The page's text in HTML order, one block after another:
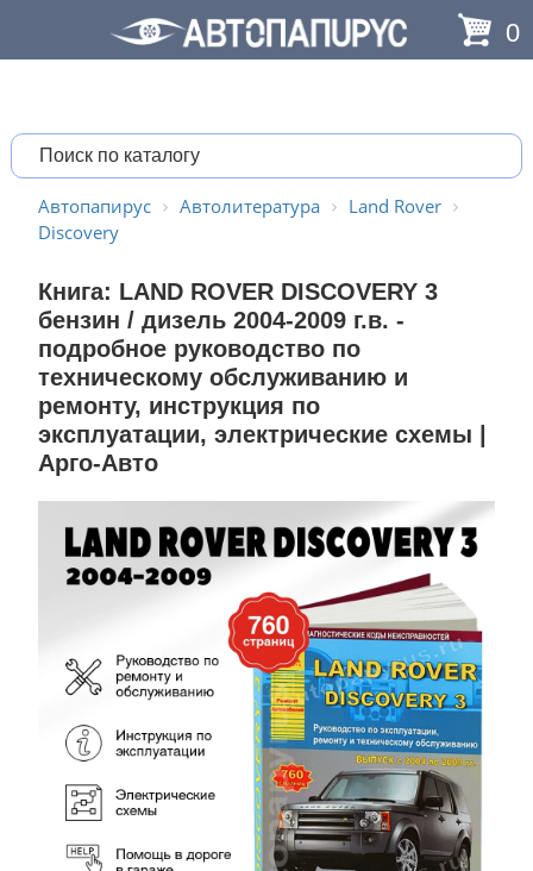
0
Автопапирус Автолитература
Land Rover
Discovery
Книга: LAND ROVER DISCOVERY 3
бензин / дизель 2004-2009 г.в. -
подробное руководство по
техническому обслуживанию и
ремонту, инструкция по
эксплуатации, электрические схемы |
Арго-Авто